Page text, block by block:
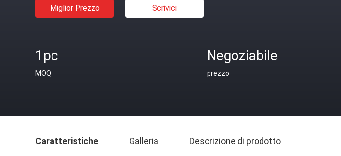
Miglior Prezzo Scrivici
1pc
MOQ
Negoziabile
prezzo
Caratteristiche Galleria Descrizione di prodotto